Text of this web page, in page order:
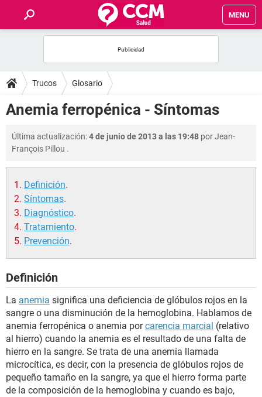
MENU
FOROS
SALUD
FAMILIA
NUTRICIÓN
BIENESTAR
SEXUALIDAD
Trucos Glosario
Anemia ferropénica - Síntomas
Última actualización:4 de junio de 2013 a las 19:48 porJean-
François Pillou .
Definición.
Síntomas.
Diagnóstico.
Tratamiento.
Prevención.
Definición
La anemia significa una deficiencia de glóbulos rojos en la
sangre o una disminución de la hemoglobina. Hablamos de
anemia ferropénica o anemia porcarencia marcial (relativo
al hierro) cuando la anemia es el resultado de una falta de
hierro en la sangre. Se trata de una anemia llamada
microcítica, es decir, con la presencia de glóbulos rojos de
pequeño tamaño en la sangre, ya que el hierro forma parte
de la composición de la hemoglobina y cuando es bajo,